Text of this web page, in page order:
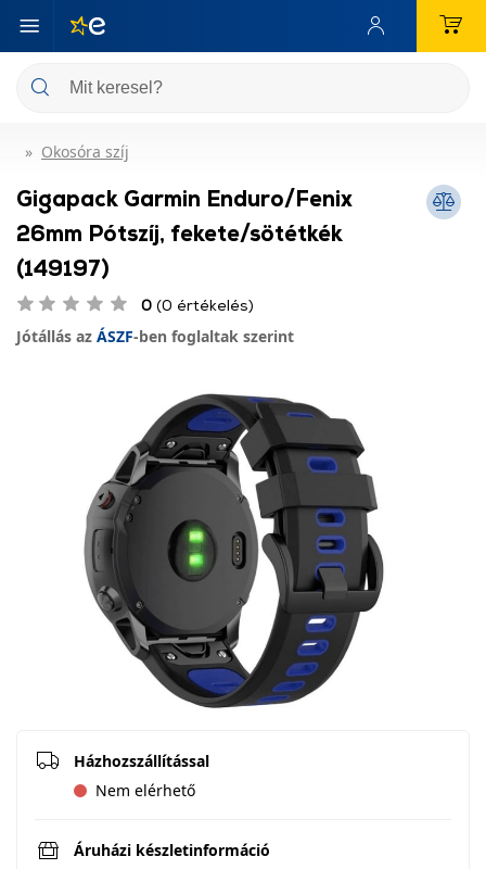
Okosóra szíj
Gigapack Garmin Enduro/Fenix
26mm Pótszíj, fekete/sötétkék
(149197)
0 (0 értékelés)
Jótállás az ÁSZF-ben foglaltak szerint
Házhozszállítással
Nem elérhető
Áruházi készletinformáció